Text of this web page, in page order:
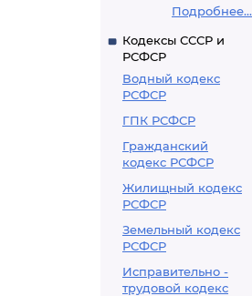
Подробнее...
Кодексы СССР и
РСФСР
Водный кодекс
РСФСР
ГПК РСФСР
Гражданский
кодекс РСФСР
Жилищный кодекс
РСФСР
Земельный кодекс
РСФСР
Исправительно -
трудовой кодекс